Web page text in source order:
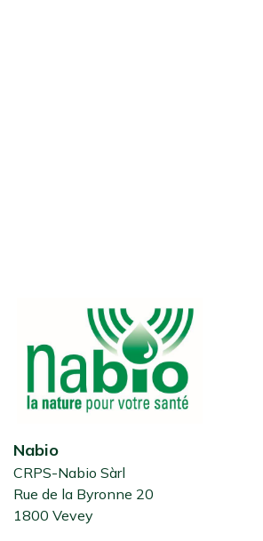
Nabio
CRPS-Nabio Sàrl
Rue de la Byronne 20
1800 Vevey